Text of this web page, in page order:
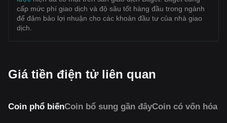
cấp mức phí giao dịch và độ sâu tốt hàng đầu trong ngành
để đảm bảo lợi nhuận cho các khoản đầu tư của nhà giao
dịch.
Giá tiền điện tử liên quan
Coin phổ biếnCoin bổ sung gần đâyCoin có vốn hóa